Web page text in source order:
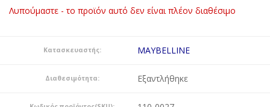
Λυπούμαστε - το προϊόν αυτό δεν είναι πλέον διαθέσιμο
Κατασκευαστής: MAYBELLINE
Διαθεσιμότητα: Εξαντλήθηκε